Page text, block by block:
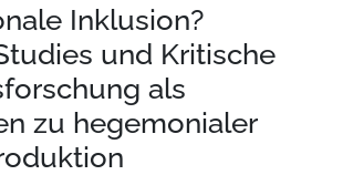
Inklusion?
und Kritische
als
zu hegemonialer